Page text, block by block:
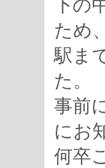
下の
ため
駅ま
た。
事前
にお
何卒